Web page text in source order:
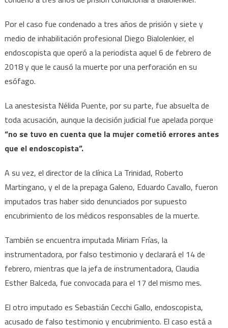
Por el caso fue condenado a tres años de prisión y siete y
medio de inhabilitación profesional Diego Bialolenkier, el
endoscopista que operó a la periodista aquel 6 de febrero de
2018 y que le causó la muerte por una perforación en su
esófago.
La anestesista Nélida Puente, por su parte, fue absuelta de
toda acusación, aunque la decisión judicial fue apelada porque
“no se tuvo en cuenta que la mujer cometió errores antes
que el endoscopista”.
A su vez, el director de la clínica La Trinidad, Roberto
Martingano, y el de la prepaga Galeno, Eduardo Cavallo, fueron
imputados tras haber sido denunciados por supuesto
encubrimiento de los médicos responsables de la muerte.
También se encuentra imputada Miriam Frías, la
instrumentadora, por falso testimonio y declarará el 14 de
febrero, mientras que la jefa de instrumentadora, Claudia
Esther Balceda, fue convocada para el 17 del mismo mes.
El otro imputado es Sebastián Cecchi Gallo, endoscopista,
acusado de falso testimonio y encubrimiento. El caso está a